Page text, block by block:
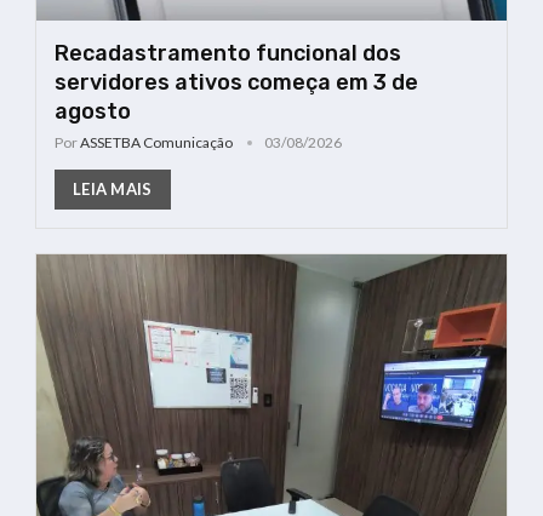
Recadastramento funcional dos
servidores ativos começa em 3 de
agosto
PorASSETBA Comunicação 03/08/2026
LEIA MAIS